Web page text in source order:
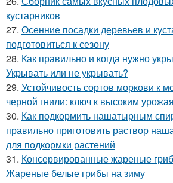
кустарников
27. Осенние посадки деревьев и
подготовиться к сезону
28. Как правильно и когда нужно
Укрывать или не укрывать?
29. Устойчивость сортов моркови к
черной гнили: ключ к высоким
30. Как подкормить нашатырным
правильно приготовить раствор
для подкормки растений
31. Консервированные жареные
Жареные белые грибы на зиму